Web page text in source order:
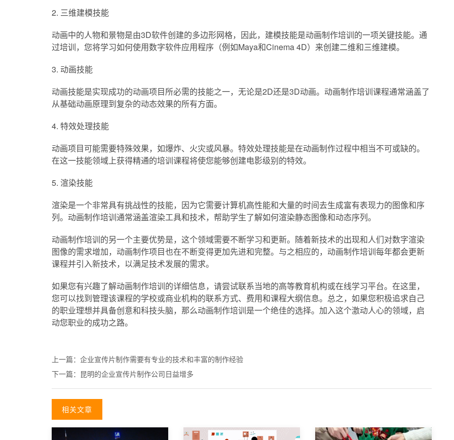
2. 三维建模技能
动画中的人物和景物是由3D软件创建的多边形网格，因此，建模技能是动画制作培训的一项关键技能。通
过培训，您将学习如何使用数字软件应用程序（例如Maya和Cinema 4D）来创建二维和三维建模。
3. 动画技能
动画技能是实现成功的动画项目所必需的技能之一，无论是2D还是3D动画。动画制作培训课程通常涵盖了
从基础动画原理到复杂的动态效果的所有方面。
4. 特效处理技能
动画项目可能需要特殊效果，如爆炸、火灾或风暴。特效处理技能是在动画制作过程中相当不可或缺的。
在这一技能领域上获得精通的培训课程将使您能够创建电影级别的特效。
5. 渲染技能
渲染是一个非常具有挑战性的技能，因为它需要计算机高性能和大量的时间去生成富有表现力的图像和序
列。动画制作培训通常涵盖渲染工具和技术，帮助学生了解如何渲染静态图像和动态序列。
动画制作培训的另一个主要优势是，这个领域需要不断学习和更新。随着新技术的出现和人们对数字渲染
图像的需求增加，动画制作项目也在不断变得更加先进和完整。与之相应的，动画制作培训每年都会更新
课程并引入新技术，以满足技术发展的需求。
如果您有兴趣了解动画制作培训的详细信息，请尝试联系当地的高等教育机构或在线学习平台。在这里，
您可以找到管理该课程的学校或商业机构的联系方式、费用和课程大纲信息。总之，如果您积极追求自己
的职业理想并具备创意和科技头脑，那么动画制作培训是一个绝佳的选择。加入这个激动人心的领域，启
动您职业的成功之路。
上一篇： 企业宣传片制作需要有专业的技术和丰富的制作经验
下一篇： 昆明的企业宣传片制作公司日益增多
相关文章